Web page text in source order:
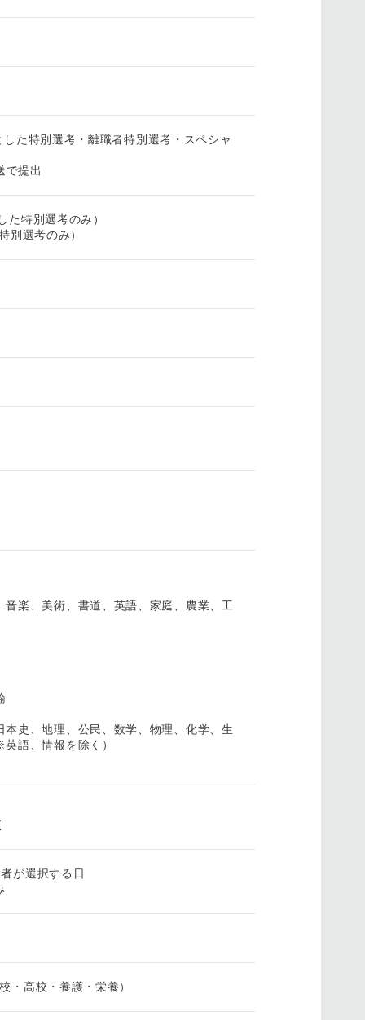
た特別選考・離職者特別選考・スペシャ
で提出
特別選考のみ）
別選考のみ）
楽、美術、書道、英語、家庭、農業、工
史、地理、公民、数学、物理、化学、生
語、情報を除く）
が選択する日
・高校・養護・栄養）